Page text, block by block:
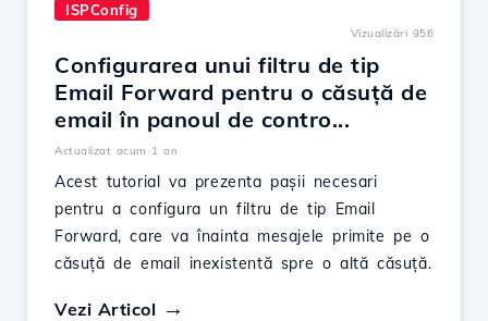
ISPConfig
Vizualizări 956
Configurarea unui filtru de tip
Email Forward pentru o căsuță de
email în panoul de contro...
Actualizat acum 1 an
Acest tutorial va prezenta pașii necesari
pentru a configura un filtru de tip Email
Forward, care va înainta mesajele primite pe o
căsuță de email inexistentă spre o altă căsuță.
Vezi Articol